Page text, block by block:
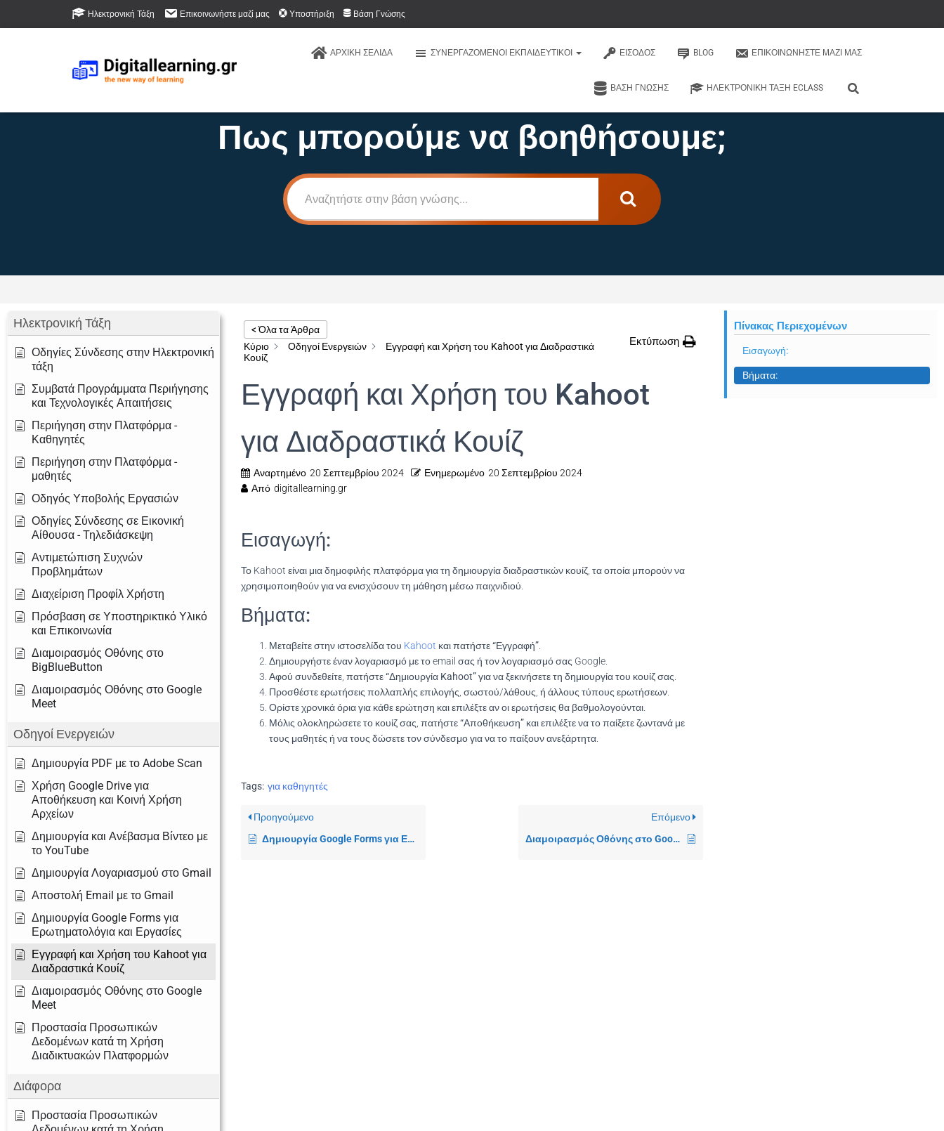
Ηλεκτρονική Τάξη Επικοινωνήστε μαζί μας Υποστήριξη Βάση Γνώσης
ΑΡΧΙΚΉ ΣΕΛΊΔΑ ΣΥΝΕΡΓΑΖΌΜΕΝΟΙ ΕΚΠΑΙΔΕΥΤΙΚΟΊ ΕΊΣΟΔΟΣ BLOG ΕΠΙΚΟΙΝΩΝΉΣΤΕ ΜΑΖΊ ΜΑΣ
ΒΆΣΗ ΓΝΏΣΗΣ ΗΛΕΚΤΡΟΝΙΚΉ ΤΆΞΗ ECLASS
Πως μπορούμε να βοηθήσουμε;
Ηλεκτρονική Τάξη
Οδηγίες Σύνδεσης στην Ηλεκτρονική
τάξη
Συμβατά Προγράμματα Περιήγησης
και Τεχνολογικές Απαιτήσεις
Περιήγηση στην Πλατφόρμα -
Καθηγητές
Περιήγηση στην Πλατφόρμα -
μαθητές
Οδηγός Υποβολής Εργασιών
Οδηγίες Σύνδεσης σε Εικονική
Αίθουσα - Τηλεδιάσκεψη
Αντιμετώπιση Συχνών
Προβλημάτων
Διαχείριση Προφίλ Χρήστη
Πρόσβαση σε Υποστηρικτικό Υλικό
και Επικοινωνία
Διαμοιρασμός Οθόνης στο
BigBlueButton
Διαμοιρασμός Οθόνης στο Google
Meet
Οδηγοί Ενεργειών
Δημιουργία PDF με το Adobe Scan
Χρήση Google Drive για
Αποθήκευση και Κοινή Χρήση
Αρχείων
Δημιουργία και Ανέβασμα Βίντεο με
το YouTube
Δημιουργία Λογαριασμού στο Gmail
Αποστολή Email με το Gmail
Δημιουργία Google Forms για
Ερωτηματολόγια και Εργασίες
Εγγραφή και Χρήση του Kahoot για
Διαδραστικά Κουίζ
Διαμοιρασμός Οθόνης στο Google
Meet
Προστασία Προσωπικών
Δεδομένων κατά τη Χρήση
Διαδικτυακών Πλατφορμών
Διάφορα
Προστασία Προσωπικών
< Όλα τα Άρθρα
Κύριο
Οδηγοί Ενεργειών
Εγγραφή και Χρήση του Kahoot για Διαδραστικά
Κουίζ
Εκτύπωση
Εγγραφή και Χρήση του Kahoot
για Διαδραστικά Κουίζ
Αναρτημένο 20 Σεπτεμβρίου 2024 Ενημερωμένο 20 Σεπτεμβρίου 2024
Από digitallearning.gr
Εισαγωγή:
Το Kahoot είναι μια δημοφιλής πλατφόρμα για τη δημιουργία διαδραστικών κουίζ, τα οποία μπορούν να
χρησιμοποιηθούν για να ενισχύσουν τη μάθηση μέσω παιχνιδιού.
Βήματα:
Μεταβείτε στην ιστοσελίδα του Kahoot και πατήστε“Εγγραφή”.
Δημιουργήστε έναν λογαριασμό με το email σας ή τον λογαριασμό σας Google.
Αφού συνδεθείτε, πατήστε“Δημιουργία Kahoot”για να ξεκινήσετε τη δημιουργία του κουίζ σας.
Προσθέστε ερωτήσεις πολλαπλής επιλογής, σωστού/λάθους, ή άλλους τύπους ερωτήσεων.
Ορίστεχρονικά όριαγια κάθε ερώτηση και επιλέξτε αν οι ερωτήσεις θα βαθμολογούνται.
Μόλις ολοκληρώσετε το κουίζ σας, πατήστε“Αποθήκευση”και επιλέξτε να το παίξετε ζωντανά με
τους μαθητές ή να τους δώσετε τον σύνδεσμο για να το παίξουν ανεξάρτητα.
Tags: για καθηγητές
Προηγούμενο
Δημιουργία Google Forms για Ερωτηματολόγια και Εργασίες
Επόμενο
Διαμοιρασμός Οθόνης στο Google Meet
Πίνακας Περιεχομένων
Εισαγωγή:
Βήματα: